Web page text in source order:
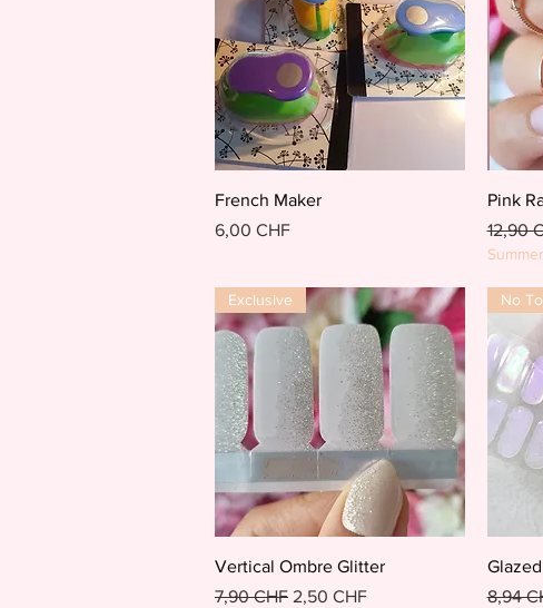
Schnellansicht
French Maker
Preis
6,00 CHF
Pink
12,90
Schnellansicht
Exclusive
Vertical Ombre Glitter
Standardpreis
7,90 CHF Sale-Preis
2,50 CHF
No
8,94